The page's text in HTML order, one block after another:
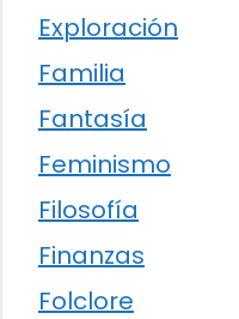
Exploración
Familia
Fantasía
Feminismo
Filosofía
Finanzas
Folclore